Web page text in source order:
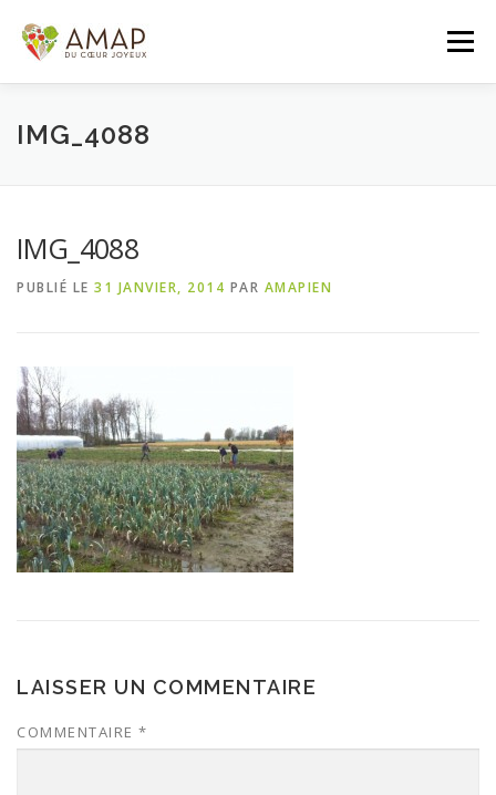
contenu
Menu
ACCUEIL L’AMAP
PANIER DE LA SEMAINE
IMG_4088
IMG_4088
PUBLIÉ LE 31 JANVIER, 2014 PAR AMAPIEN
LAISSER UN COMMENTAIRE
COMMENTAIRE *